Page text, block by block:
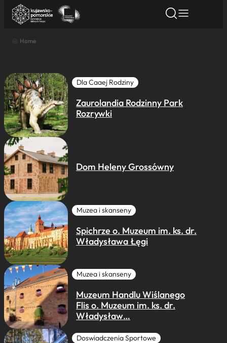
Nazwa atrakcji
Miasto
Kategoria
Home
Dla Caaej Rodziny
Zaurolandia Rodzinny Park
Rozrywki
Dom Heleny Grossówny
Muzea i skanseny
Spichrze o. Muzeum im. ks. dr.
Władysława Łęgi
Muzea i skanseny
Muzeum Handlu Wiślanego
Flis o. Muzeum im. ks. dr.
Władysław…
Doswiadczenia Sportowe